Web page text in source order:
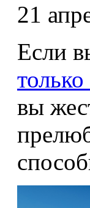
21
Если
вы